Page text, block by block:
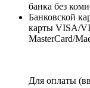
банка без
Банковской
карты VISA/
MasterCard/
Для оплаты